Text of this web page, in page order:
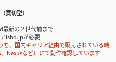
買切型）
最新の２世代前まで
isho.jpが必要
、国内キャリア経由で販売されている端
Nexusなど）にて動作確認しています